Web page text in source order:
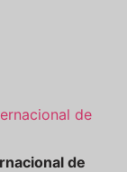
de